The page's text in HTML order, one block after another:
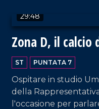
29:48
Zona D, il
ST PUNTATA 7
Ospitare in studio
della
l'occasione per